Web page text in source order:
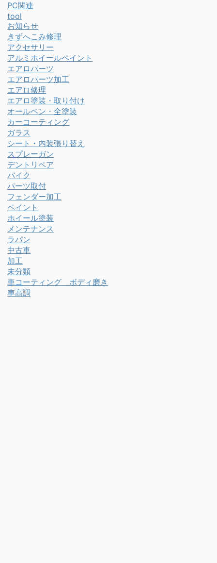
PC関連
tool
お知らせ
きずへこみ修理
アクセサリー
アルミホイールペイント
エアロパーツ
エアロパーツ加工
エアロ修理
エアロ塗装・取り付け
オールペン・全塗装
カーコーティング
ガラス
シート・内装張り替え
スプレーガン
デントリペア
バイク
パーツ取付
フェンダー加工
ペイント
ホイール塗装
メンテナンス
ラパン
中古車
加工
未分類
車コーティング ボディ磨き
車高調